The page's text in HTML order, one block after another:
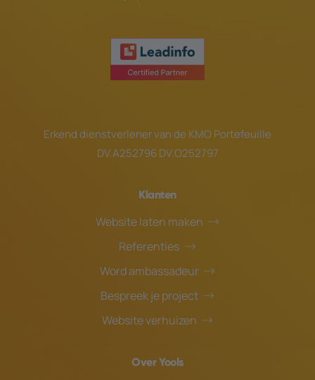
Erkend dienstverlener van de KMO Portefeuille
DV.A252796 DV.O252797
Klanten
Website laten maken
Referenties
Word ambassadeur
Bespreek je project
Website verhuizen
Over Yools